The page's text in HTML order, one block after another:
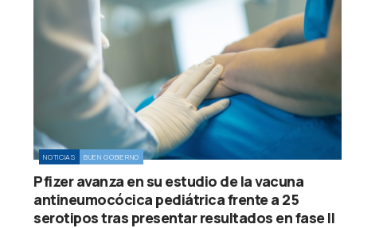
NOTICIAS BUEN GOBIERNO
Pfizer avanza en su estudio de la vacuna
antineumocócica pediátrica frente a 25
serotipos tras presentar resultados en fase II